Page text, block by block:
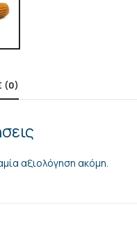
(0)
αξιολόγηση ακόμη.